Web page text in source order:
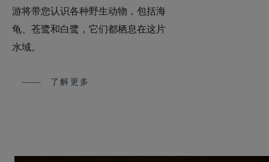
游将带您认识各种野生动物，包括海
龟、苍鹭和白鹭，它们都栖息在这片
水域。
了解更多